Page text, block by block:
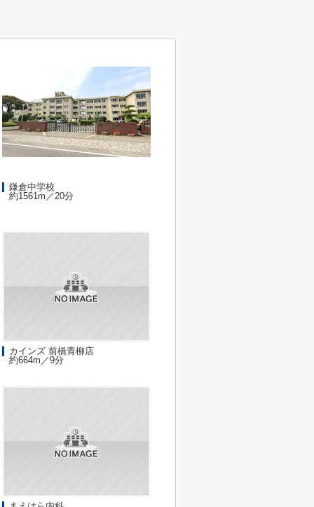
鎌倉中学校
約1561m／20分
カインズ 前橋青柳店
約664m／9分